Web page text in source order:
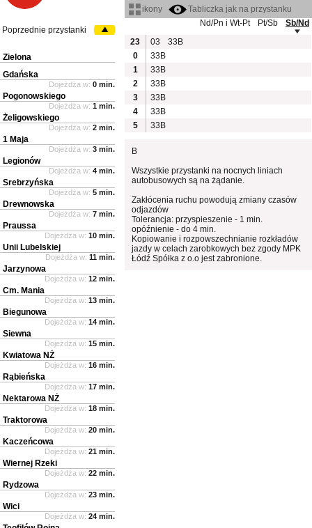
ikony
Tabliczka jak na przystanku
Nd/Pn i Wt-Pt
Pt/Sb
Sb/Nd
23
03
33B
0
33B
1
33B
2
33B
3
33B
4
33B
5
33B
B
Wszystkie przystanki na nocnych liniach
autobusowych są na żądanie.
Zakłócenia ruchu powodują zmiany czasów
odjazdów
Tolerancja: przyspieszenie - 1 min.
opóźnienie - do 4 min.
Kopiowanie i rozpowszechnianie rozkładów
jazdy w celach zarobkowych bez zgody MPK
Łódź Spółka z o.o jest zabronione.
Poprzednie przystanki
Zielona
Gdańska
Dojeżdża w: 0 min.
Pogonowskiego
Dojeżdża w: 1 min.
Żeligowskiego
Dojeżdża w: 2 min.
1 Maja
Dojeżdża w: 3 min.
Legionów
Dojeżdża w: 4 min.
Srebrzyńska
Dojeżdża w: 5 min.
Drewnowska
Dojeżdża w: 7 min.
Praussa
Dojeżdża w: 10 min.
Unii Lubelskiej
Dojeżdża w: 11 min.
Jarzynowa
Dojeżdża w: 12 min.
Cm. Mania
Dojeżdża w: 13 min.
Biegunowa
Dojeżdża w: 14 min.
Siewna
Dojeżdża w: 15 min.
Kwiatowa NŻ
Dojeżdża w: 16 min.
Rąbieńska
Dojeżdża w: 17 min.
Nektarowa NŻ
Dojeżdża w: 18 min.
Traktorowa
Dojeżdża w: 20 min.
Kaczeńcowa
Dojeżdża w: 21 min.
Wiernej Rzeki
Dojeżdża w: 22 min.
Rydzowa
Dojeżdża w: 23 min.
Wici
Dojeżdża w: 24 min.